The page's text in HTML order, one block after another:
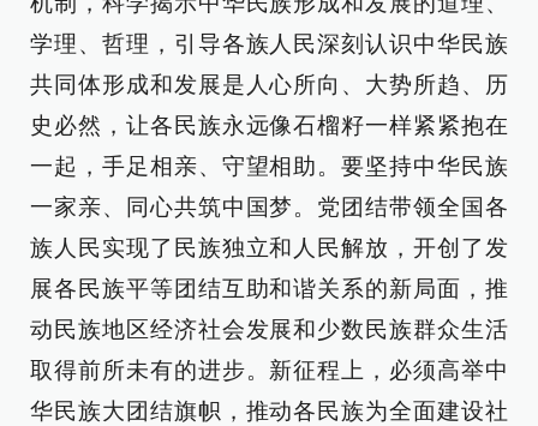
学理、哲理，引导各族人民深刻认识中华民族
共同体形成和发展是人心所向、大势所趋、历
史必然，让各民族永远像石榴籽一样紧紧抱在
一起，手足相亲、守望相助。要坚持中华民族
一家亲、同心共筑中国梦。党团结带领全国各
族人民实现了民族独立和人民解放，开创了发
展各民族平等团结互助和谐关系的新局面，推
动民族地区经济社会发展和少数民族群众生活
取得前所未有的进步。新征程上，必须高举中
华民族大团结旗帜，推动各民族为全面建设社